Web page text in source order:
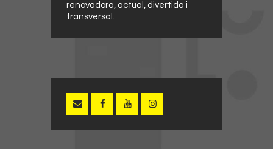
renovadora, actual, divertida i
transversal.